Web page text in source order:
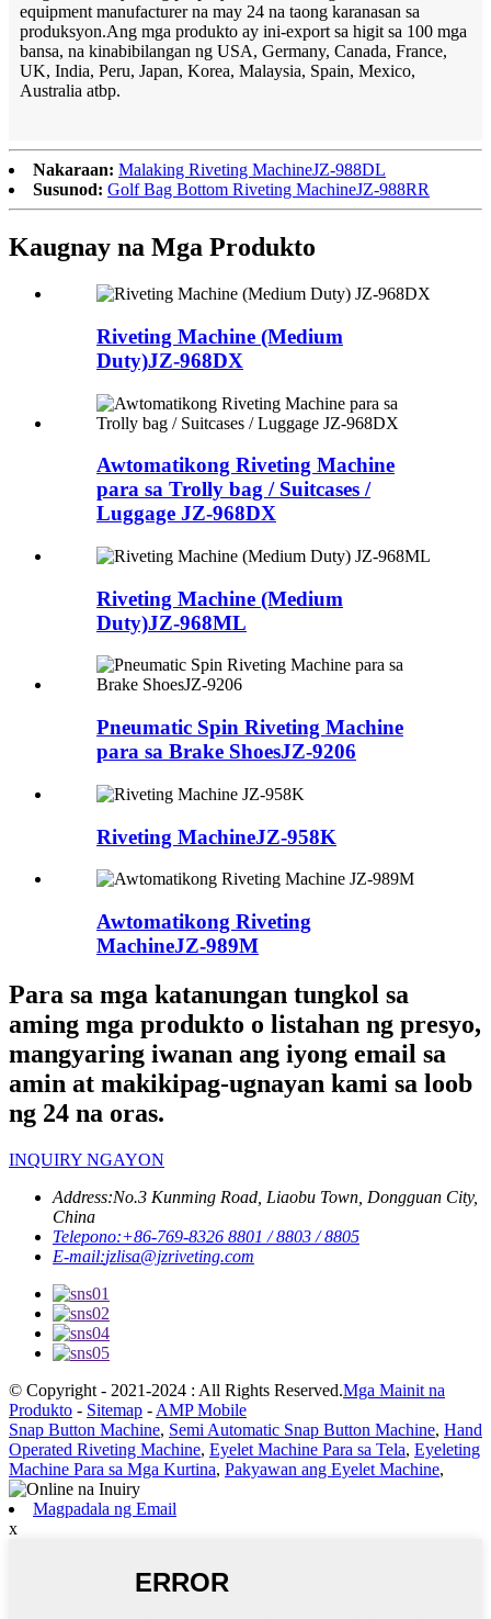
equipment manufacturer na may 24 na taong karanasan sa
produksyon.Ang mga produkto ay ini-export sa higit sa 100 mga
bansa, na kinabibilangan ng USA, Germany, Canada, France,
UK, India, Peru, Japan, Korea, Malaysia, Spain, Mexico,
Australia atbp.
Nakaraan: Malaking Riveting MachineJZ-988DL
Susunod: Golf Bag Bottom Riveting MachineJZ-988RR
Kaugnay na Mga Produkto
Riveting Machine (Medium
Duty)JZ-968DX
Awtomatikong Riveting Machine
para sa Trolly bag / Suitcases /
Luggage JZ-968DX
Riveting Machine (Medium
Duty)JZ-968ML
Pneumatic Spin Riveting Machine
para sa Brake ShoesJZ-9206
Riveting MachineJZ-958K
Awtomatikong Riveting
MachineJZ-989M
Para sa mga katanungan tungkol sa
aming mga produkto o listahan ng presyo,
mangyaring iwanan ang iyong email sa
amin at makikipag-ugnayan kami sa loob
ng 24 na oras.
INQUIRY NGAYON
Address:No.3 Kunming Road, Liaobu Town, Dongguan City,
China
Telepono:+86-769-8326 8801 / 8803 / 8805
E-mail:jzlisa@jzriveting.com
© Copyright - 2021-2024 : All Rights Reserved.Mga Mainit na
Produkto - Sitemap - AMP Mobile
Snap Button Machine, Semi Automatic Snap Button Machine, Hand
Operated Riveting Machine, Eyelet Machine Para sa Tela, Eyeleting
Machine Para sa Mga Kurtina, Pakyawan ang Eyelet Machine,
Magpadala ng Email
x